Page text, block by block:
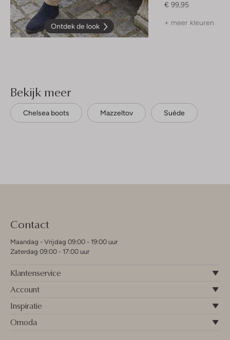
Ontdek de look
€ 99,95
+ meer kleuren
Bekijk meer
Chelsea boots Mazzeltov Suède
Contact
Maandag - Vrijdag 09:00 - 19:00 uur
Zaterdag 09:00 - 17:00 uur
Klantenservice
Account
Inspiratie
Omoda